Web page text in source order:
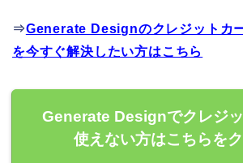
⇒Generate Designのクレジットカ
を今すぐ解決したい方はこちら
Generate Designでクレジ
使えない方はこちらを